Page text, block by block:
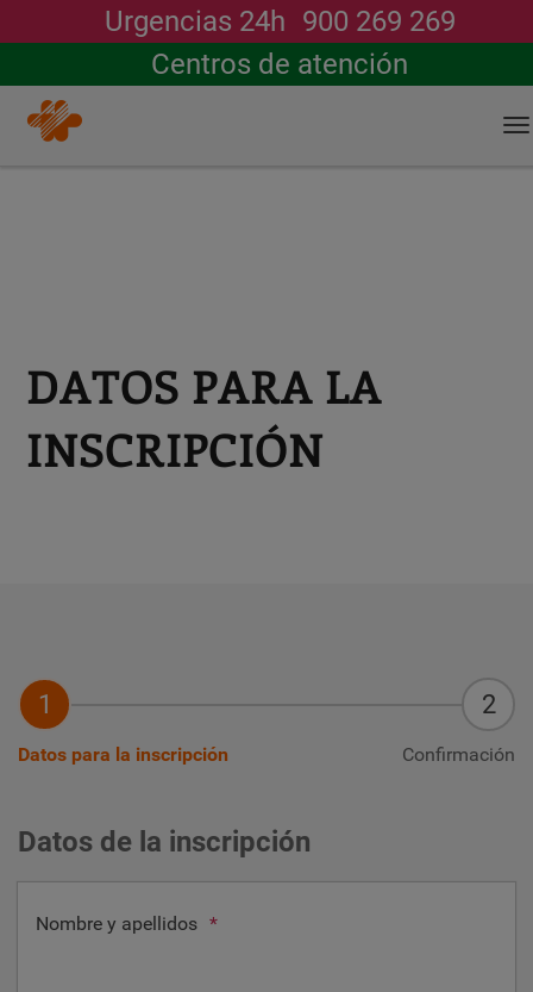
Urgencias 24h 900 269 269
Centros de atención
Buscar
DATOS PARA LA
INSCRIPCIÓN
Datos para la inscripción Confirmación
Datos de la inscripción
Nombre y apellidos *